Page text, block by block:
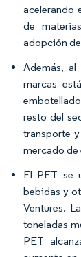
acelerando
de
adopción
Además,
marcas
resto del
transporte
mercado de
El PET se
bebidas y
Ventures.
toneladas
PET